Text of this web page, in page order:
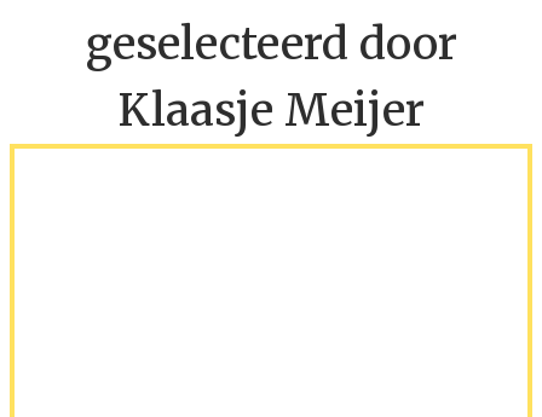
geselecteerd door
Klaasje Meijer